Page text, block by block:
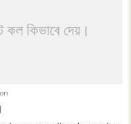
কল কিভাবে দেয়।